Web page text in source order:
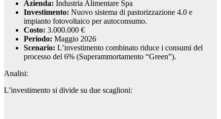
Azienda: Industria Alimentare Spa
Investimento: Nuovo sistema di pastorizzazione 4.0 e
impianto fotovoltaico per autoconsumo.
Costo: 3.000.000 €
Periodo: Maggio 2026
Scenario: L’investimento combinato riduce i consumi del
processo del 6% (Superammortamento “Green”).
Analisi:
L’investimento si divide su due scaglioni: